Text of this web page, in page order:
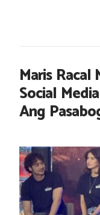
Maris
Social
Ang